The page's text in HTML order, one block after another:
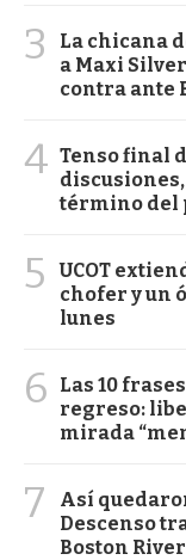
3
La chicana
a Maxi
contra ante
4 Tenso final
término del
5
UCOT
chofer y un
lunes
6
Las 10
regreso:
mirada
7
Así
Descenso
Boston River